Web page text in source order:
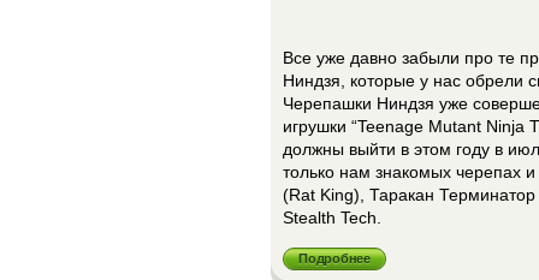
Все уже давно забыли про те
Ниндзя, которые у нас обрели
Черепашки Ниндзя уже
игрушки “Teenage Mutant Ninja
должны выйти в этом году в
только нам знакомых черепах
(Rat King), Таракан
Stealth Tech.
Подробнее